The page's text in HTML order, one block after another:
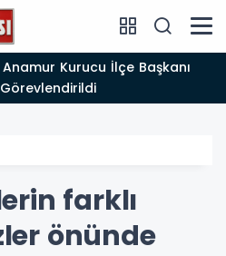
farklı
önünde